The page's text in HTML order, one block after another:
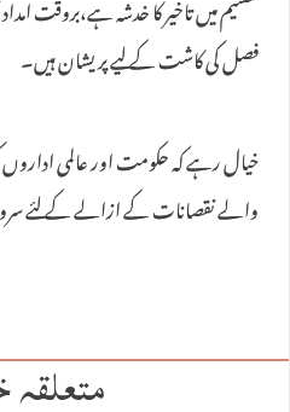
تقسیم میں تاخیر کا خدشہ ہے،بروقت
فصل کی کاشت کے لیے پریشان ہیں۔
خیال رہے کہ حکومت اور عالمی
والے نقصانات کے ازالے کے لئے
متعلقہ